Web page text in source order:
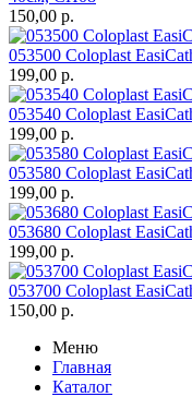
150,00 р.
053500 Coloplast
199,00 р.
053540 Coloplast
199,00 р.
053580 Coloplast
199,00 р.
053680 Coloplast
199,00 р.
053700 Coloplast
150,00 р.
Меню
Главная
Каталог